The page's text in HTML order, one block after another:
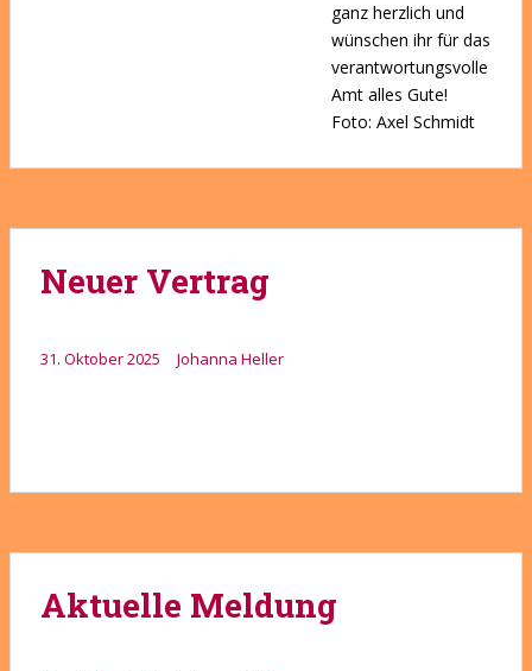
ganz herzlich und
wünschen ihr für das
verantwortungsvolle
Amt alles Gute!
Foto: Axel Schmidt
Neuer Vertrag
31. Oktober 2025 Johanna Heller
Aktuelle Meldung